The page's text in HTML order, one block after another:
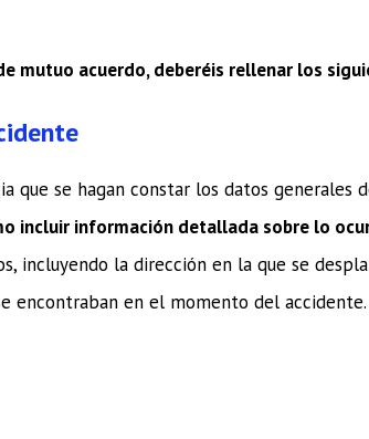
mutuo acuerdo, deberéis rellenar los
que se hagan constar los datos generales
incluir información detallada sobre lo
incluyendo la dirección en la que se
encontraban en el momento del accidente.